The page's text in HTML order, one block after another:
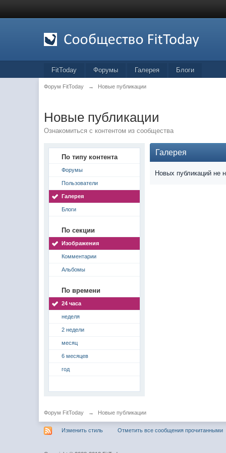
FitToday Форумы Галерея Блоги
Форум FitToday → Новые публикации
Новые публикации
Ознакомиться с контентом из сообщества
По типу контента
Форумы
Пользователи
Галерея
Блоги
По секции
Изображения
Комментарии
Альбомы
По времени
24 часа
неделя
2 недели
месяц
6 месяцев
год
Галерея
Новых публикаций не
Форум FitToday → Новые публикации
Изменить стиль Отметить все сообщения прочитанными